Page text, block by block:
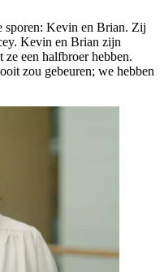
sporen: Kevin en Brian. Zij
Kevin en Brian zijn
ze een halfbroer hebben.
zou gebeuren; we hebben